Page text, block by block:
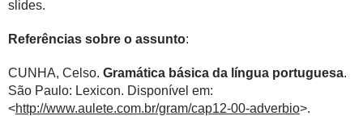
slides.
Referências sobre o assunto:
CUNHA, Celso. Gramática básica da língua portuguesa.
São Paulo: Lexicon. Disponível em:
<http://www.aulete.com.br/gram/cap12-00-adverbio>.